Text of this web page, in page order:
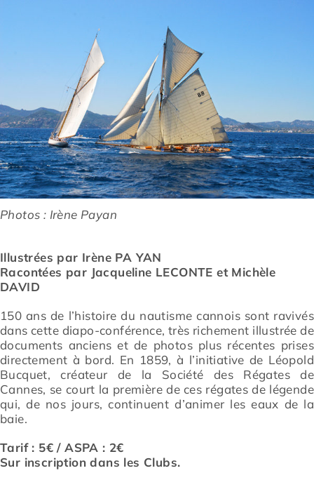
Restauration
Actualité
Avantages
Photos : Irène Payan
Illustrées par Irène PA YAN
Racontées par Jacqueline LECONTE et Michèle
DAVID
150 ans de l’histoire du nautisme cannois sont ravivés
dans cette diapo-conférence, très richement illustrée de
documents anciens et de photos plus récentes prises
directement à bord. En 1859, à l’initiative de Léopold
Bucquet, créateur de la Société des Régates de
Cannes, se court la première de ces régates de légende
qui, de nos jours, continuent d’animer les eaux de la
baie.
Tarif : 5€ / ASPA : 2€
Sur inscription dans les Clubs.